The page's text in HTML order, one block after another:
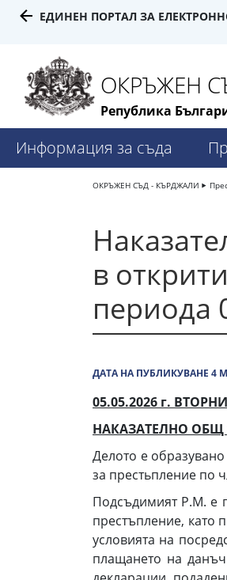
ЕДИНЕН ПОРТАЛ ЗА
ОКРЪЖЕН
Република
Информация за съда
ОКРЪЖЕН СЪД - КЪРДЖАЛИ
в
периода
ДАТА НА ПУБЛИКУВАНЕ 4
05.05.2026 г.
НАКАЗАТЕЛНО ОБЩ
Делото е
за престьпление по
Подсъдимият Р.М. е
престъпление, като
условията на
плащането на